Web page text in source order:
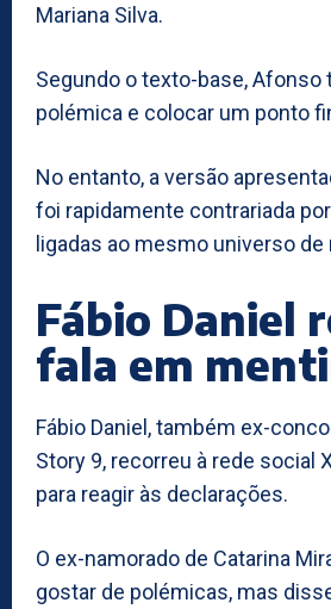
Mariana Silva.
Segundo o texto-base, Afonso
polémica e colocar um ponto
No entanto, a versão
foi rapidamente contrariada
ligadas ao mesmo universo
Fábio Daniel
fala em
Fábio Daniel, também ex-
Story 9, recorreu à rede social
para reagir às declarações.
O ex-namorado de Catarina
gostar de polémicas, mas